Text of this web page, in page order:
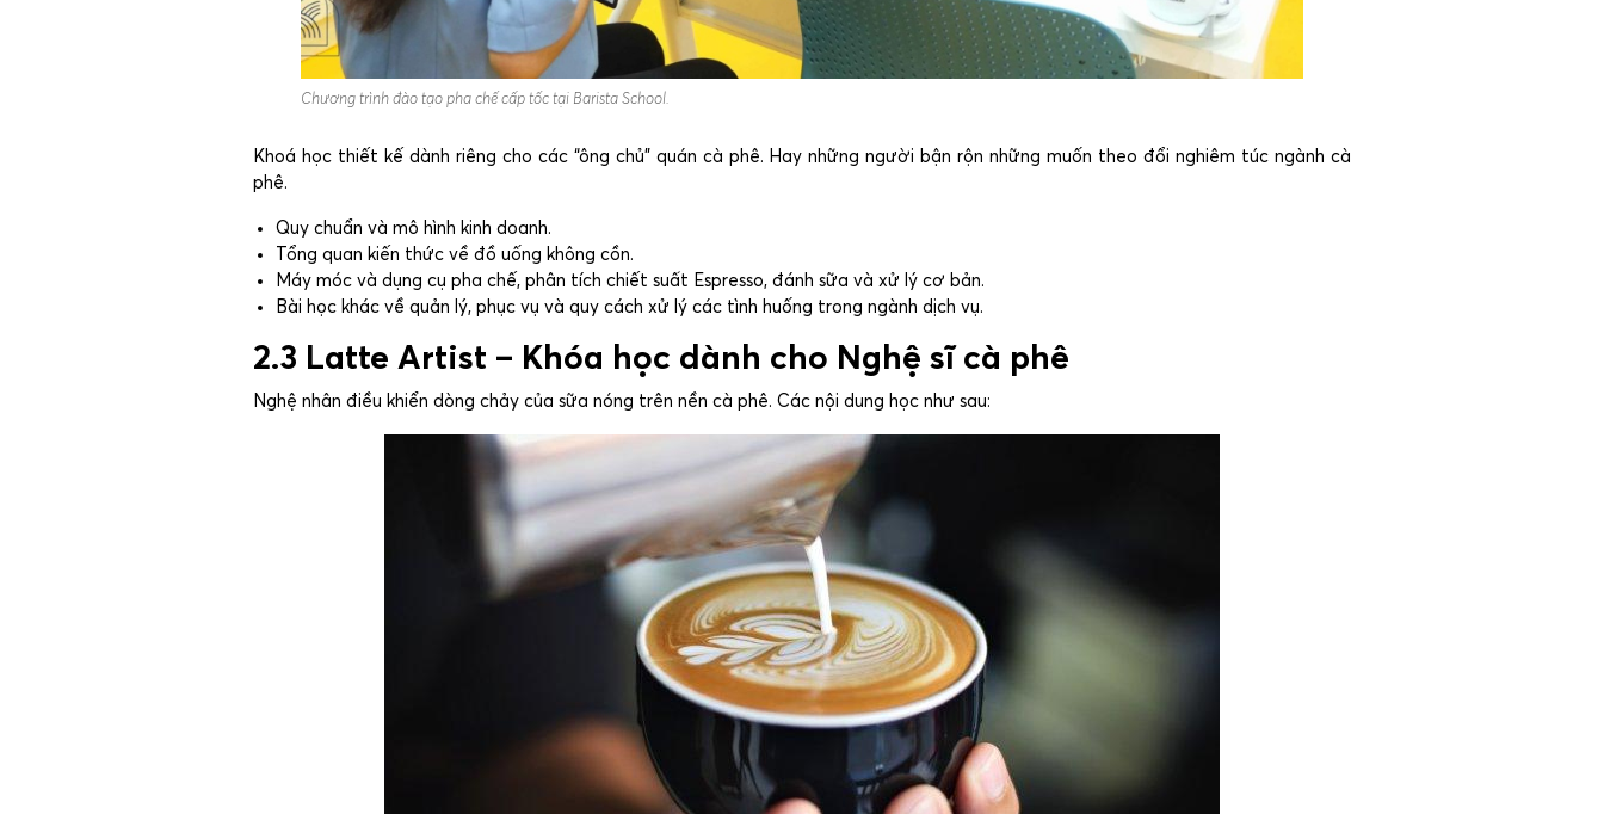
Chương trình đào tạo pha chế cấp tốc tại Barista School.
Khoá học thiết kế dành riêng cho các “ông chủ” quán cà phê. Hay những người bận rộn những muốn theo đổi nghiêm túc ngành cà
phê.
Quy chuẩn và mô hình kinh doanh.
Tổng quan kiến thức về đồ uống không cồn.
Máy móc và dụng cụ pha chế, phân tích chiết suất Espresso, đánh sữa và xử lý cơ bản.
Bài học khác về quản lý, phục vụ và quy cách xử lý các tình huống trong ngành dịch vụ.
2.3 Latte Artist – Khóa học dành cho Nghệ sĩ cà phê
Nghệ nhân điều khiển dòng chảy của sữa nóng trên nền cà phê. Các nội dung học như sau: